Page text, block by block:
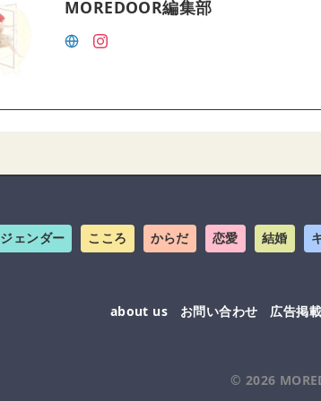
MOREDOOR編集部
ジェンダー こころ からだ 恋愛 結婚
about us お問い合わせ 広告掲
© 2026